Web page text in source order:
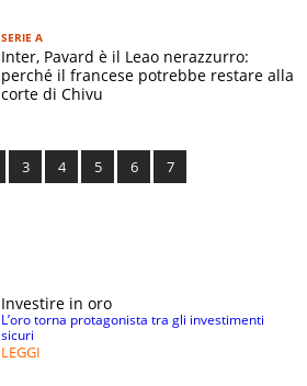
SERIE A
Inter, Pavard è il Leao nerazzurro:
perché il francese potrebbe restare alla
corte di Chivu
3 4 5 6 7
Investire in oro
L’oro torna protagonista tra gli investimenti
sicuri
LEGGI